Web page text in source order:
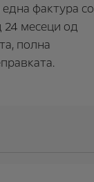
фактура со
24 месеци од
полна